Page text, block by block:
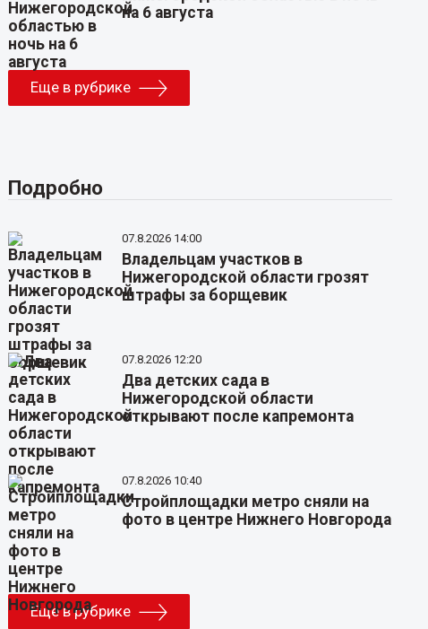
на 6 августа
Еще в рубрике
Подробно
07.8.2026 14:00
Владельцам участков в
Нижегородской области грозят
штрафы за борщевик
07.8.2026 12:20
Два детских сада в
Нижегородской области
открывают после капремонта
07.8.2026 10:40
Стройплощадки метро сняли на
фото в центре Нижнего Новгорода
Еще в рубрике